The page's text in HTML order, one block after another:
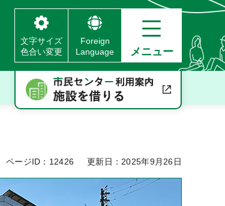
文字サイズ
色合い変更
Foreign
Language
メニュー
ページID：12426 更新日：2025年9月26日